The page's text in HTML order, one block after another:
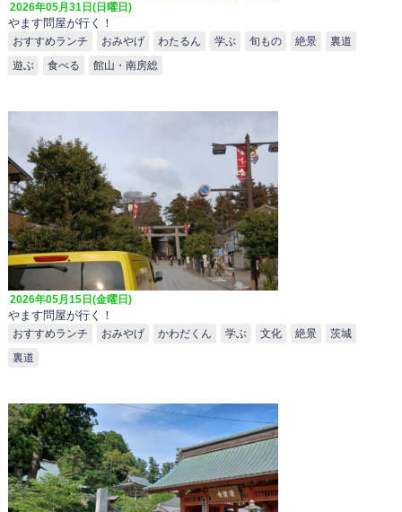
2026年05月31日(日曜日)
やます問屋が行く！
おすすめランチ おみやげ わたるん 学ぶ 旬もの 絶景 裏道
遊ぶ 食べる 館山・南房総
2026年05月15日(金曜日)
やます問屋が行く！
おすすめランチ おみやげ かわだくん 学ぶ 文化 絶景 茨城
裏道